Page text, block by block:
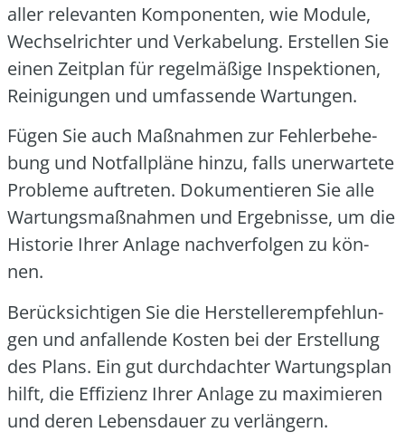
aller rele­van­ten Kom­po­nen­ten, wie Modu­le,
Wech­sel­rich­ter und Ver­ka­be­lung. Erstel­len Sie
einen Zeit­plan für regel­mä­ßi­ge Inspek­tio­nen,
Rei­ni­gun­gen und umfas­sen­de War­tun­gen.
Fügen Sie auch Maß­nah­men zur Feh­ler­be­he­
bung und Not­fall­plä­ne hin­zu, falls uner­war­te­te
Pro­ble­me auf­tre­ten. Doku­men­tie­ren Sie alle
War­tungs­maß­nah­men und Ergeb­nis­se, um die
His­to­rie Ihrer Anla­ge nach­ver­fol­gen zu kön­
nen.
Berück­sich­ti­gen Sie die Her­stel­ler­emp­feh­lun­
gen und anfal­len­de Kos­ten bei der Erstel­lung
des Plans. Ein gut durch­dach­ter War­tungs­plan
hilft, die Effi­zi­enz Ihrer Anla­ge zu maxi­mie­ren
und deren Lebens­dau­er zu ver­län­gern.